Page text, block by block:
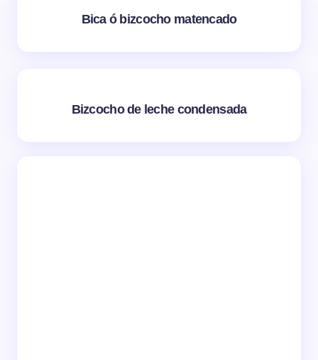
Bica ó bizcocho matencado
Bizcocho de leche condensada